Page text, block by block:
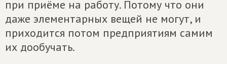
при приёме на работу. Потому что они
даже элементарных вещей не могут, и
приходится потом предприятиям самим
их дообучать.